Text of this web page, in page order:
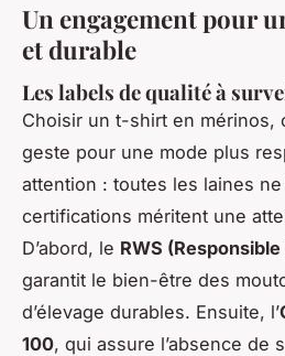
Un engagement pour
et durable
Les labels de qualité à
Choisir un t-shirt en mérinos,
geste pour une mode plus
attention : toutes les laines
certifications méritent une
D’abord, le RWS
garantit le bien-être des
d’élevage durables. Ensuite, l’
100, qui assure l’absence de